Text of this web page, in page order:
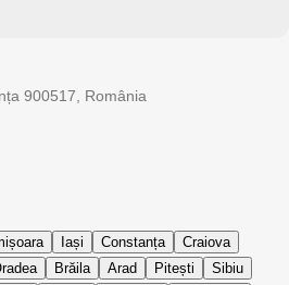
900517, România
Iași Constanța
Craiova
Brăila Arad Pitești
Sibiu